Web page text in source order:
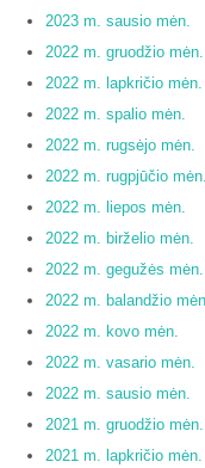
2023 m. sausio mėn.
2022 m. gruodžio mėn.
2022 m. lapkričio mėn.
2022 m. spalio mėn.
2022 m. rugsėjo mėn.
2022 m. rugpjūčio mėn.
2022 m. liepos mėn.
2022 m. birželio mėn.
2022 m. gegužės mėn.
2022 m. balandžio
2022 m. kovo mėn.
2022 m. vasario mėn.
2022 m. sausio mėn.
2021 m. gruodžio mėn.
2021 m. lapkričio mėn.